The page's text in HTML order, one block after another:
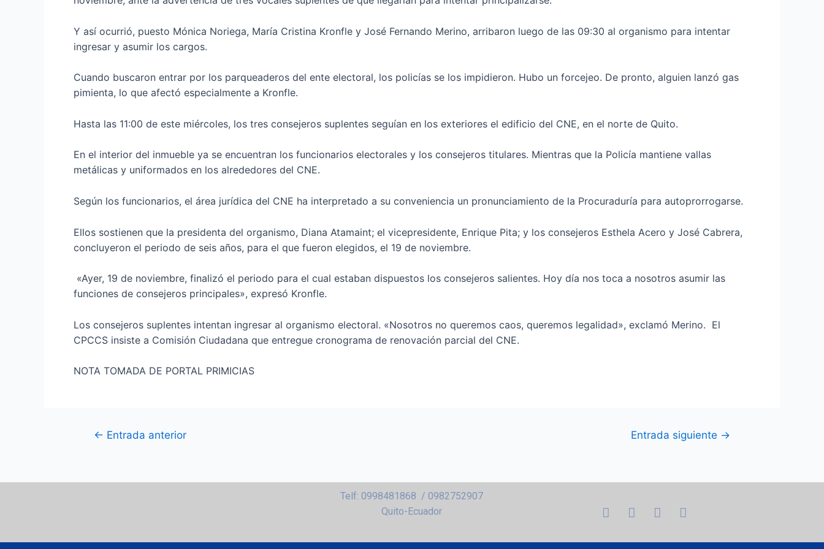
Y así ocurrió, puesto Mónica Noriega, María Cristina Kronfle y José Fernando Merino, arribaron luego de las 09:30 al organismo para intentar
ingresar y asumir los cargos.
Cuando buscaron entrar por los parqueaderos del ente electoral, los policías se los impidieron. Hubo un forcejeo. De pronto, alguien lanzó gas
pimienta, lo que afectó especialmente a Kronfle.
Hasta las 11:00 de este miércoles, los tres consejeros suplentes seguían en los exteriores el edificio del CNE, en el norte de Quito.
En el interior del inmueble ya se encuentran los funcionarios electorales y los consejeros titulares. Mientras que la Policía mantiene vallas
metálicas y uniformados en los alrededores del CNE.
Según los funcionarios, el área jurídica del CNE ha interpretado a su conveniencia un pronunciamiento de la Procuraduría para autoprorrogarse.
Ellos sostienen que la presidenta del organismo, Diana Atamaint; el vicepresidente, Enrique Pita; y los consejeros Esthela Acero y José Cabrera,
concluyeron el periodo de seis años, para el que fueron elegidos, el 19 de noviembre.
«Ayer, 19 de noviembre, finalizó el periodo para el cual estaban dispuestos los consejeros salientes. Hoy día nos toca a nosotros asumir las
funciones de consejeros principales», expresó Kronfle.
Los consejeros suplentes intentan ingresar al organismo electoral. «Nosotros no queremos caos, queremos legalidad», exclamó Merino. El
CPCCS insiste a Comisión Ciudadana que entregue cronograma de renovación parcial del CNE.
NOTA TOMADA DE PORTAL PRIMICIAS
← Entrada anterior Entrada siguiente →
Telf: 0998481868 / 0982752907
Quito-Ecuador
F
a
e
I
n
t
T
w
t
Y
o
t